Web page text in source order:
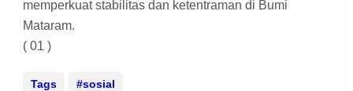
memperkuat stabilitas dan ketentraman di Bumi
Mataram.
( 01 )
Tags sosial